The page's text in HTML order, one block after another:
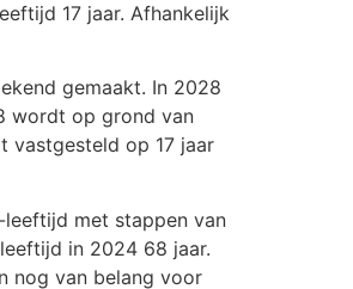
17 jaar. Afhankelijk
gemaakt. In 2028
wordt op grond van
vastgesteld op 17 jaar
leeftijd met stappen van
in 2024 68 jaar.
nog van belang voor